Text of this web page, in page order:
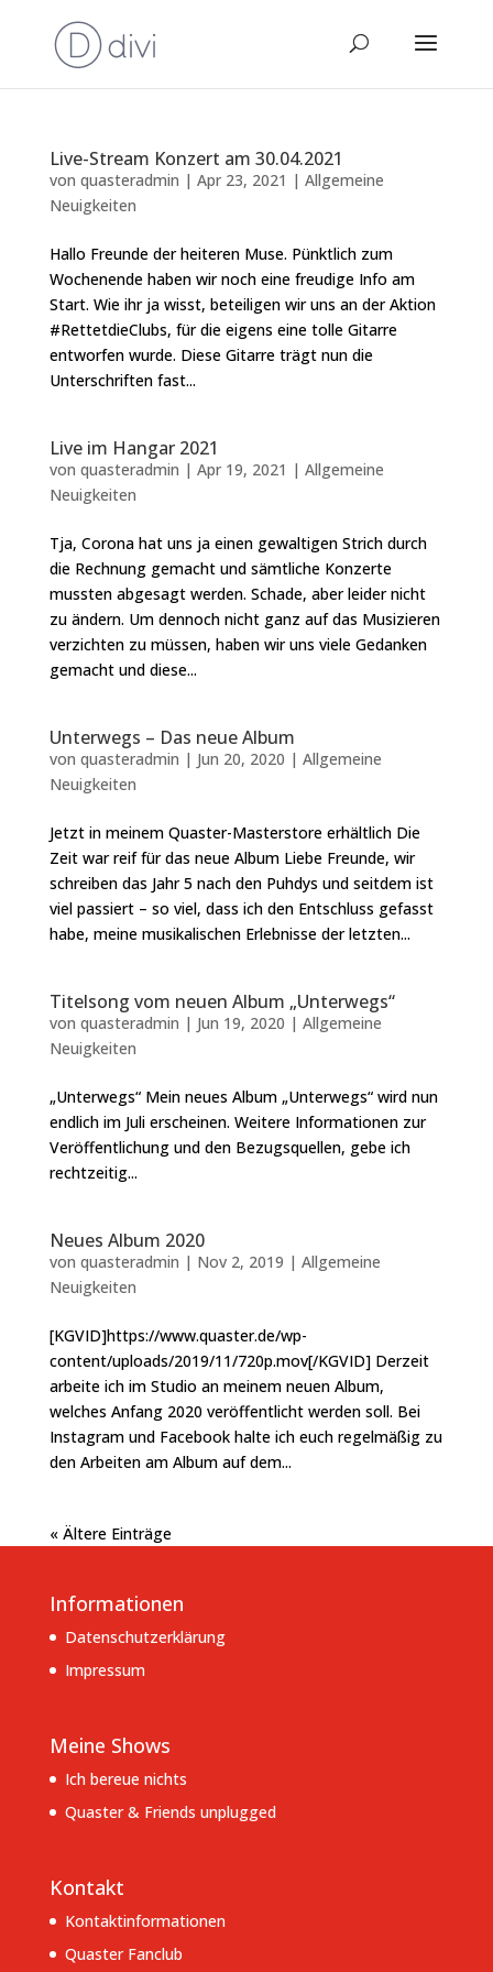
Live-Stream Konzert am 30.04.2021
von quasteradmin | Apr 23, 2021 | Allgemeine
Neuigkeiten
Hallo Freunde der heiteren Muse. Pünktlich zum
Wochenende haben wir noch eine freudige Info am
Start. Wie ihr ja wisst, beteiligen wir uns an der Aktion
#RettetdieClubs, für die eigens eine tolle Gitarre
entworfen wurde. Diese Gitarre trägt nun die
Unterschriften fast...
Live im Hangar 2021
von quasteradmin | Apr 19, 2021 | Allgemeine
Neuigkeiten
Tja, Corona hat uns ja einen gewaltigen Strich durch
die Rechnung gemacht und sämtliche Konzerte
mussten abgesagt werden. Schade, aber leider nicht
zu ändern. Um dennoch nicht ganz auf das Musizieren
verzichten zu müssen, haben wir uns viele Gedanken
gemacht und diese...
Unterwegs – Das neue Album
von quasteradmin | Jun 20, 2020 | Allgemeine
Neuigkeiten
Jetzt in meinem Quaster-Masterstore erhältlich Die
Zeit war reif für das neue Album Liebe Freunde, wir
schreiben das Jahr 5 nach den Puhdys und seitdem ist
viel passiert – so viel, dass ich den Entschluss gefasst
habe, meine musikalischen Erlebnisse der letzten...
Titelsong vom neuen Album „Unterwegs“
von quasteradmin | Jun 19, 2020 | Allgemeine
Neuigkeiten
„Unterwegs“ Mein neues Album „Unterwegs“ wird nun
endlich im Juli erscheinen. Weitere Informationen zur
Veröffentlichung und den Bezugsquellen, gebe ich
rechtzeitig...
Neues Album 2020
von quasteradmin | Nov 2, 2019 | Allgemeine
Neuigkeiten
[KGVID]https://www.quaster.de/wp-
content/uploads/2019/11/720p.mov[/KGVID] Derzeit
arbeite ich im Studio an meinem neuen Album,
welches Anfang 2020 veröffentlicht werden soll. Bei
Instagram und Facebook halte ich euch regelmäßig zu
den Arbeiten am Album auf dem...
« Ältere Einträge
Informationen
Datenschutzerklärung
Impressum
Meine Shows
Ich bereue nichts
Quaster & Friends unplugged
Kontakt
Kontaktinformationen
Quaster Fanclub